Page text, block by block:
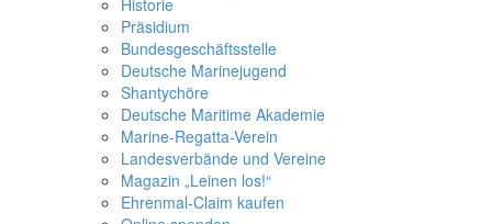
Historie
Präsidium
Bundesgeschäftsstelle
Deutsche Marinejugend
Shantychöre
Deutsche Maritime Akademie
Marine-Regatta-Verein
Landesverbände und Vereine
Magazin „Leinen los!“
Ehrenmal-Claim kaufen